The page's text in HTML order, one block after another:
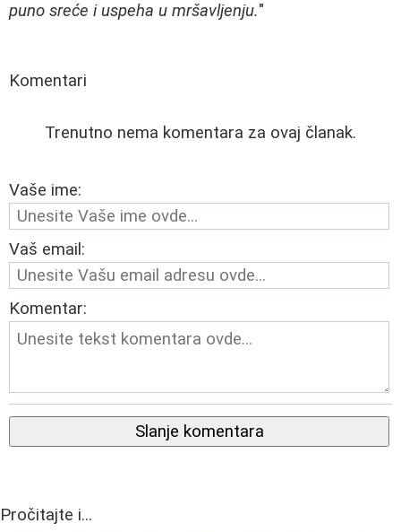
puno sreće i uspeha u mršavljenju."
Komentari
Trenutno nema komentara za ovaj članak.
Vaše ime:
Vaš email:
Komentar:
Slanje komentara
Pročitajte i...